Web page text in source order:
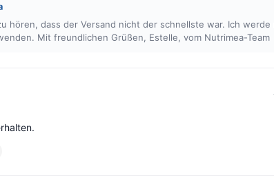
hören, dass der Versand nicht der schnellste war. Ich
Mit freundlichen Grüßen, Estelle, vom Nutrimea-Team